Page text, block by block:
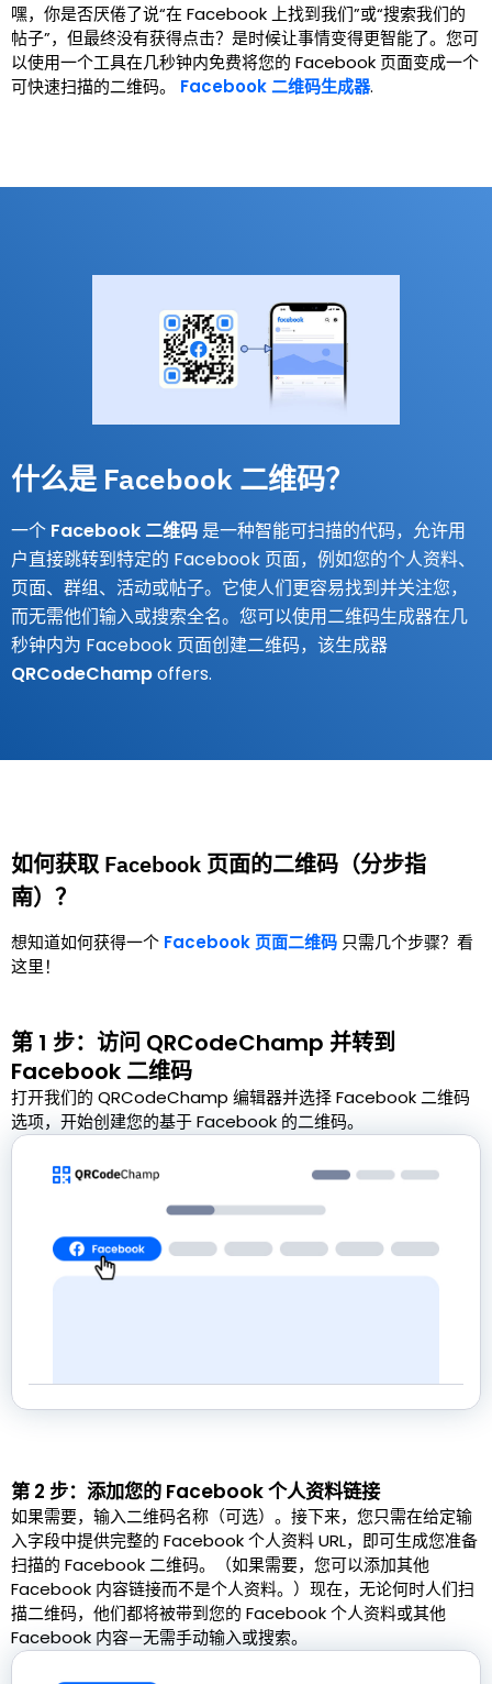
嘿，你是否厌倦了说“在 Facebook 上找到我们”或“搜索我们的
帖子”，但最终没有获得点击？是时候让事情变得更智能了。您可
以使用一个工具在几秒钟内免费将您的 Facebook 页面变成一个
可快速扫描的二维码。
Facebook 二维码生成器.
什么是 Facebook 二维码？
一个 Facebook 二维码是一种智能可扫描的代码，允许用
户直接跳转到特定的 Facebook 页面，例如您的个人资料、
页面、群组、活动或帖子。它使人们更容易找到并关注您，
而无需他们输入或搜索全名。您可以使用二维码生成器在几
秒钟内为 Facebook 页面创建二维码，该生成器
QRCodeChampoffers.
如何获取 Facebook 页面的二维码（分步指
南）？
想知道如何获得一个 Facebook 页面二维码 只需几个步骤？看
这里！
第 1 步：访问 QRCodeChamp 并转到
Facebook 二维码
打开我们的 QRCodeChamp 编辑器并选择 Facebook 二维码
选项，开始创建您的基于 Facebook 的二维码。
第 2 步：添加您的 Facebook 个人资料链接
如果需要，输入二维码名称（可选）。接下来，您只需在给定输
入字段中提供完整的 Facebook 个人资料 URL，即可生成您准备
扫描的 Facebook 二维码。（如果需要，您可以添加其他
Facebook 内容链接而不是个人资料。）现在，无论何时人们扫
描二维码，他们都将被带到您的 Facebook 个人资料或其他
Facebook 内容—无需手动输入或搜索。